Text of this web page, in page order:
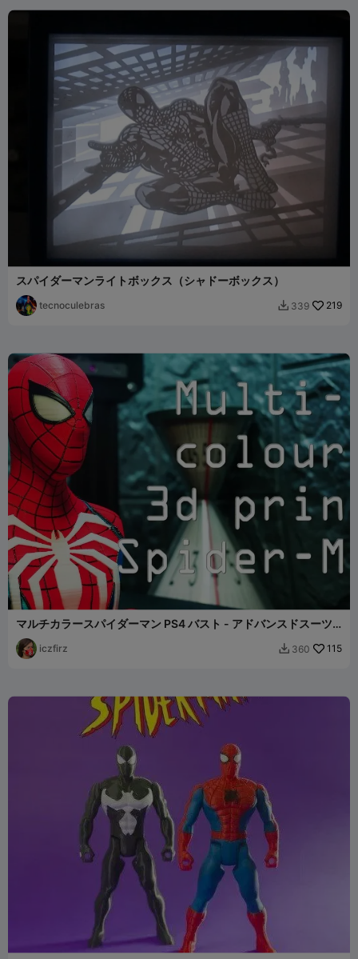
スパイダーマンライトボックス（シャドーボックス）
tecnoculebras  339 219
マルチカラースパイダーマン PS4 バスト - アドバンスドスーツ
MMU
iczfirz  360 115